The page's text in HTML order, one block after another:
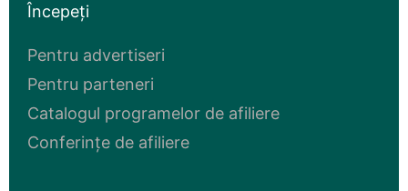
Începeți
Pentru advertiseri
Pentru parteneri
Catalogul programelor de afiliere
Conferințe de afiliere